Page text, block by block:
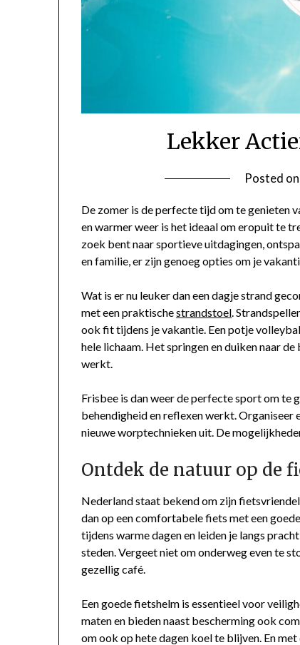
Lekker
Posted
De zomer is de perfecte tijd om te genieten
en warmer weer is het ideaal om eropuit te
zoek bent naar sportieve uitdagingen,
en familie, er zijn genoeg opties om je
Wat is er nu leuker dan een dagje strand
met een praktischestrandstoel.
ook fit tijdens je vakantie. Een potje
hele lichaam. Het springen en duiken naar
werkt.
Frisbee is dan weer de perfecte sport om te
behendigheid en reflexen werkt.
nieuwe worptechnieken uit. De
Ontdek de natuur op de
Nederland staat bekend om zijn
dan op een comfortabele fiets met een
tijdens warme dagen en leiden je langs
steden. Vergeet niet om onderweg even te
gezellig café.
Een goede fietshelm is essentieel voor
maten en bieden naast bescherming ook
om ook op hete dagen koel te blijven. En